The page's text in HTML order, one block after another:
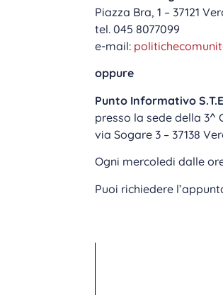
Piazza Bra, 1 – 37121
tel. 045 8077099
e-mail:
oppure
Punto Informativo
presso la sede della 3^
via Sogare 3 – 37138
Ogni mercoledi dalle
Puoi richiedere